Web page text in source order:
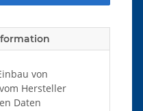
von
Hersteller
Daten